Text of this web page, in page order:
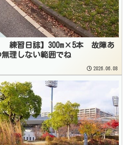
練習日誌】300m×5本 故障あ
理しない範囲でね
2026.06.08